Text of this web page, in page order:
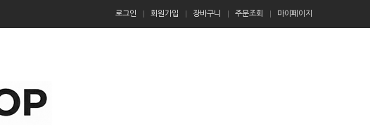
로그인 회원가입 장바구니 주문조회 마이페이지